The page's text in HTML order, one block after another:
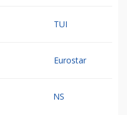
TUI
Eurostar
NS